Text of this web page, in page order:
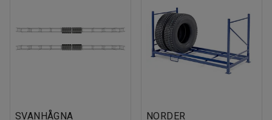
SVANHÅGNA
NORDER